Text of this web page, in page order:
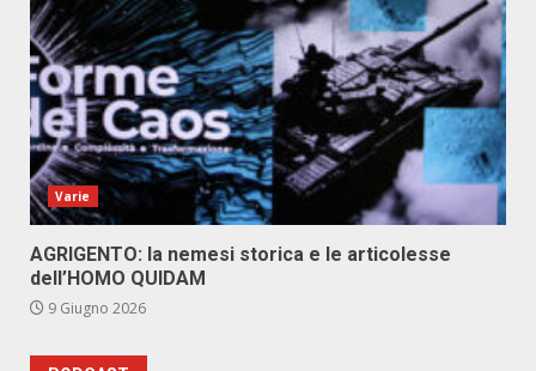
Varie
AGRIGENTO: la nemesi storica e le articolesse
dell’HOMO QUIDAM
9 Giugno 2026